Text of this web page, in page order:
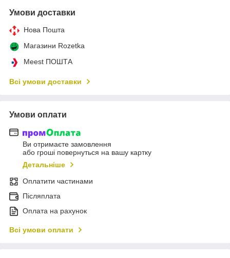
Умови доставки
Нова Пошта
Магазини Rozetka
Meest ПОШТА
Всі умови доставки
Умови оплати
Ви отримаєте замовлення
або гроші повернуться на вашу картку
Детальніше
Оплатити частинами
Післяплата
Оплата на рахунок
Всі умови оплати